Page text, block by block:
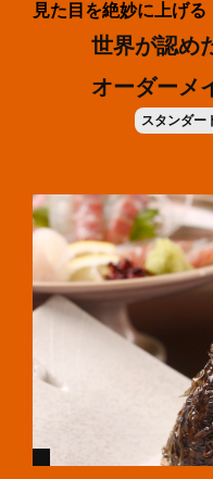
見た目を絶妙に上げる
世界が認め
オーダーメ
スタンダー